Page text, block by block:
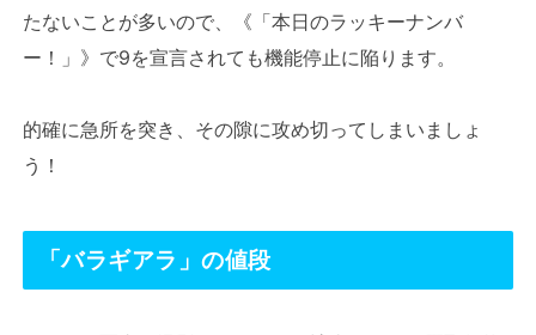
たないことが多いので、《「本日のラッキーナンバ
ー！」》で9を宣言されても機能停止に陥ります。
的確に急所を突き、その隙に攻め切ってしまいましょ
う！
「バラギアラ」の値段